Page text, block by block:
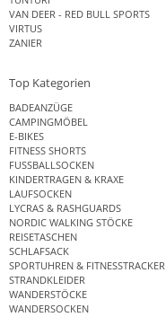
VAN DEER - RED BULL SPORTS
VIRTUS
ZANIER
Top Kategorien
BADEANZÜGE
CAMPINGMÖBEL
E-BIKES
FITNESS SHORTS
FUSSBALLSOCKEN
KINDERTRAGEN & KRAXE
LAUFSOCKEN
LYCRAS & RASHGUARDS
NORDIC WALKING STÖCKE
REISETASCHEN
SCHLAFSACK
SPORTUHREN & FITNESSTRACKER
STRANDKLEIDER
WANDERSTÖCKE
WANDERSOCKEN